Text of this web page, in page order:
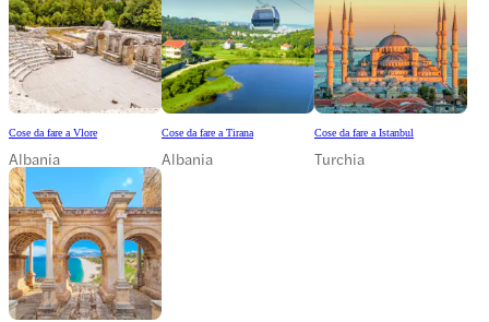
Cose da fare a Vlore
Albania
Cose da fare a Tirana
Albania
Cose da fare a Istanbul
Turchia